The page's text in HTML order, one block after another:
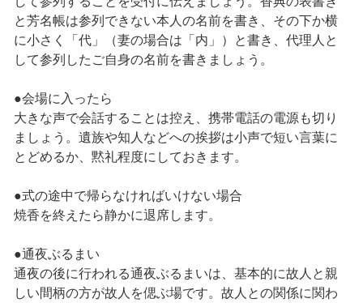
と芳名帳は参列できない本人の名前を書き、その下か横
に小さく「代」（妻の場合は「内」）と書き、代理人と
して参列したご自身の名前を書きましょう。
●会場に入ったら
大きな声で会話することは控え、携帯電話の電源も切り
ましょう。遺族や知人などへの挨拶は小声で短い言葉に
とどめるか、黙礼程度にしておきます。
●式の途中で帰らなければいけない場合
焼香を終えたら静かに退席します。
●通夜ぶるまい
通夜の後に行われる通夜ぶるまいは、基本的に故人と親
しい間柄の方が故人を偲ぶ場です。故人との関係に関わ